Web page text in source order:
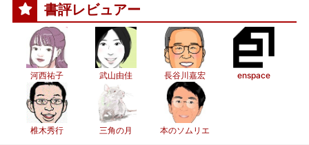
書評レビュアー
河西祐子 武山由佳 長谷川嘉宏 enspace
椎木秀行 三角の月 本のソムリエ